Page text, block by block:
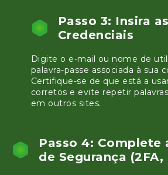
Passo 3: Insira
Credenciais
Digite o e-mail ou nome de
palavra-passe associada à sua
Certifique-se de que está a
corretos e evite repetir
em outros sites.
Passo 4: Complete
de Segurança